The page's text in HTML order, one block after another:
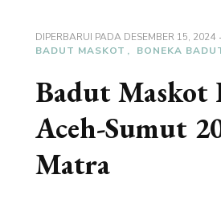
DIPERBARUI PADA DESEMBER 15, 2024
BADUT MASKOT
BONEKA
Badut Maskot
Aceh-Sumut
Matra